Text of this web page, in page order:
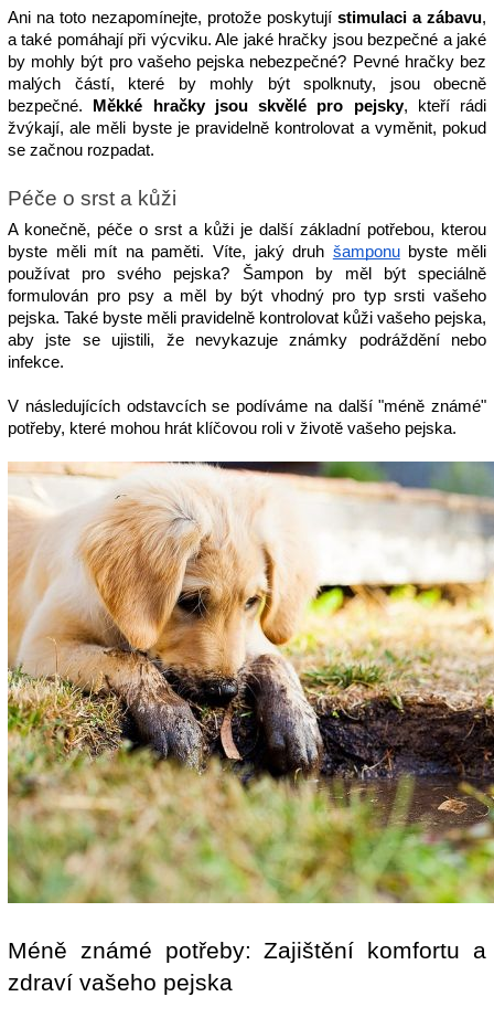
Ani na toto nezapomínejte, protože poskytují stimulaci a zábavu,
a také pomáhají při výcviku. Ale jaké hračky jsou bezpečné a jaké
by mohly být pro vašeho pejska nebezpečné? Pevné hračky bez
malých částí, které by mohly být spolknuty, jsou obecně
bezpečné.
Měkké hračky jsou skvělé pro pejsky, kteří rádi
žvýkají, ale měli byste je pravidelně kontrolovat a vyměnit, pokud
se začnou rozpadat.
Péče o srst a kůži
A konečně, péče o srst a kůži je další základní potřebou, kterou
byste měli mít na paměti. Víte, jaký druh šamponu byste měli
používat pro svého pejska? Šampon by měl být speciálně
formulován pro psy a měl by být vhodný pro typ srsti vašeho
pejska. Také byste měli pravidelně kontrolovat kůži vašeho pejska,
aby jste se ujistili, že nevykazuje známky podráždění nebo
infekce.
V následujících odstavcích se podíváme na další "méně známé"
potřeby, které mohou hrát klíčovou roli v životě vašeho pejska.
Méně známé potřeby: Zajištění komfortu a
zdraví vašeho pejska